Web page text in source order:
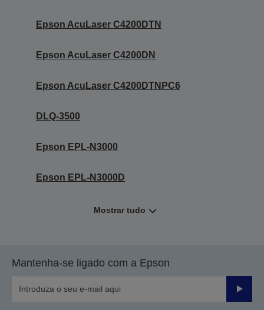
Epson AcuLaser C4200DTN
Epson AcuLaser C4200DN
Epson AcuLaser C4200DTNPC6
DLQ-3500
Epson EPL-N3000
Epson EPL-N3000D
Mostrar tudo
Mantenha-se ligado com a Epson
Enviar